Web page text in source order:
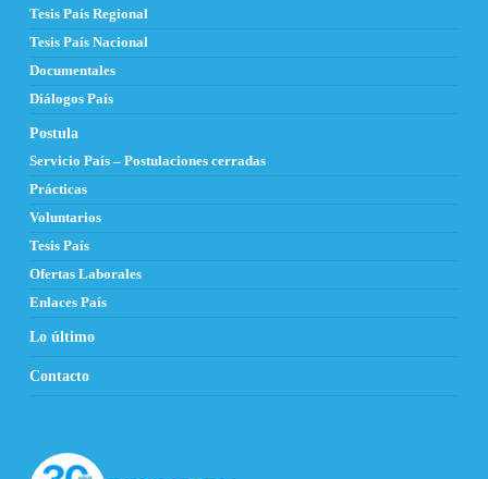
Tesis País Regional
Tesis País Nacional
Documentales
Diálogos País
Postula
Servicio País – Postulaciones cerradas
Prácticas
Voluntarios
Tesis País
Ofertas Laborales
Enlaces País
Lo último
Contacto